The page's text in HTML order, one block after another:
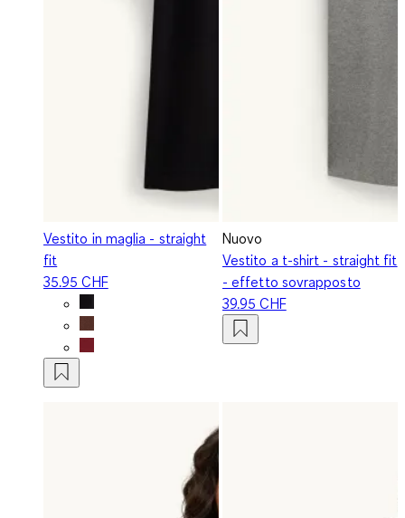
Vestito in maglia - straight
fit
35.95 CHF
Nuovo
Vestito a t-shirt - straight fit
- effetto sovrapposto
39.95 CHF